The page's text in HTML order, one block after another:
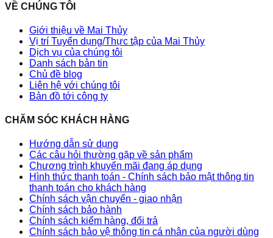
VỀ CHÚNG TÔI
Giới thiệu về Mai Thủy
Vị trí Tuyển dụng/Thực tập của Mai Thủy
Dịch vụ của chúng tôi
Danh sách bản tin
Chủ đề blog
Liên hệ với chúng tôi
Bản đồ tới công ty
CHĂM SÓC KHÁCH HÀNG
Hướng dẫn sử dụng
Các câu hỏi thường gặp về sản phẩm
Chương trình khuyến mãi đang áp dụng
Hình thức thanh toán - Chính sách bảo mật thông tin
thanh toán cho khách hàng
Chính sách vận chuyển - giao nhận
Chính sách bảo hành
Chính sách kiểm hàng, đổi trả
Chính sách bảo vệ thông tin cá nhân của người dùng